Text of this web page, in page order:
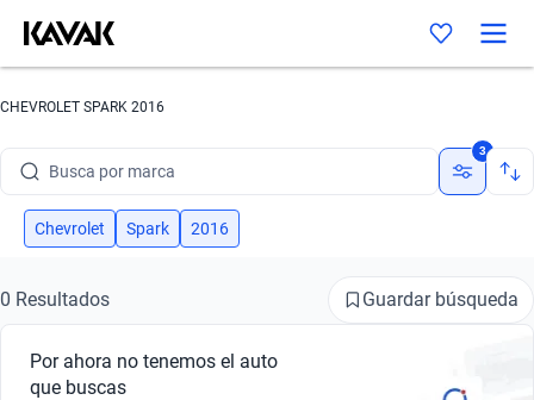
CHEVROLET SPARK 2016
Busca por modelo
Busca por versión
Busca por modelo
3
Chevrolet Spark 2016
0 Resultados Guardar búsqueda
Por ahora no tenemos el auto
que buscas